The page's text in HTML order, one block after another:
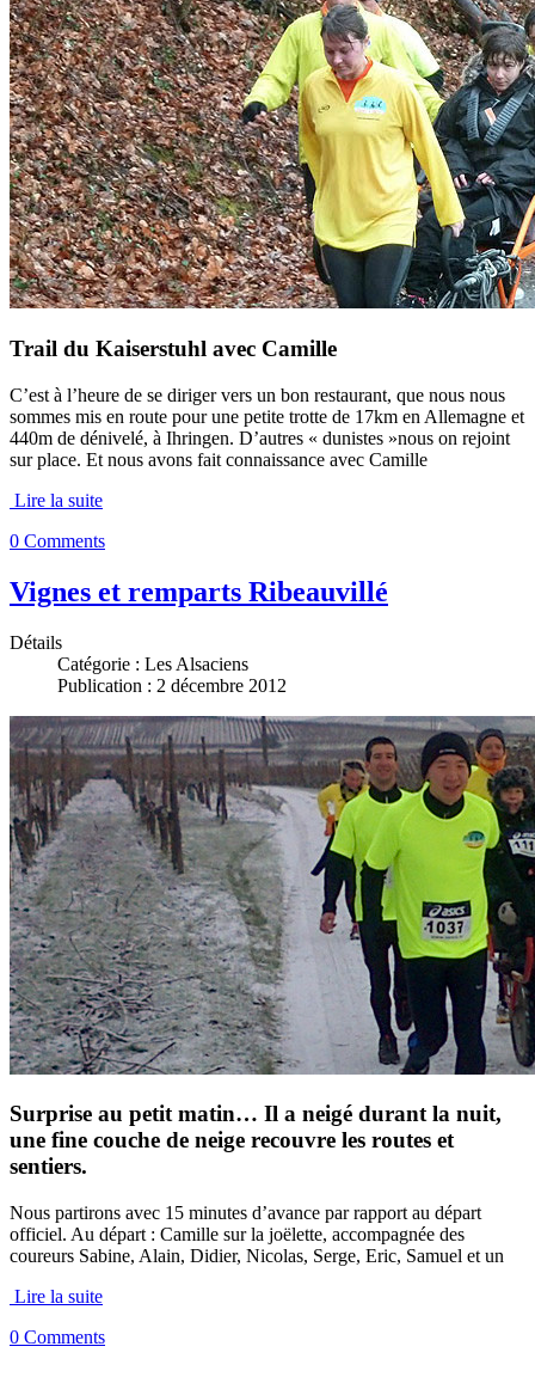
Trail du Kaiserstuhl avec Camille
C’est à l’heure de se diriger vers un bon restaurant, que nous nous
sommes mis en route pour une petite trotte de 17km en Allemagne et
440m de dénivelé, à Ihringen. D’autres « dunistes »nous on rejoint
sur place. Et nous avons fait connaissance avec Camille
Lire la suite
0 Comments
Vignes et remparts Ribeauvillé
Détails
Catégorie : Les Alsaciens
Publication : 2 décembre 2012
Surprise au petit matin… Il a neigé durant la nuit,
une fine couche de neige recouvre les routes et
sentiers.
Nous partirons avec 15 minutes d’avance par rapport au départ
officiel. Au départ : Camille sur la joëlette, accompagnée des
coureurs Sabine, Alain, Didier, Nicolas, Serge, Eric, Samuel et un
Lire la suite
0 Comments